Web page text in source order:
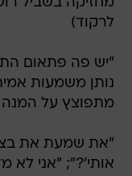
לרקוד)
"יש פה פתאום
נותן משמעות
מתפוצץ על המנה
"את שמעת את
אותי'?"; "אני לא